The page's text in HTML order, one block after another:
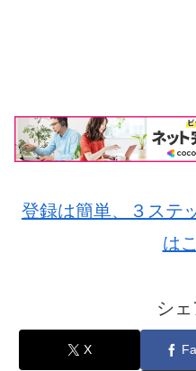
登録は簡単、３ステ
は
シ
X